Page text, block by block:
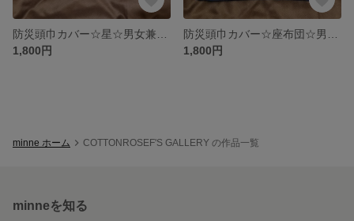
1,800円
1,800円
minne ホーム COTTONROSEF'S GALLERY の作品一覧
minneを知る